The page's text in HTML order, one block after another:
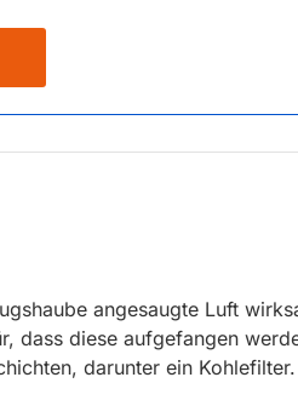
angesaugte Luft
dass diese aufgefangen
darunter ein Kohlefilter.